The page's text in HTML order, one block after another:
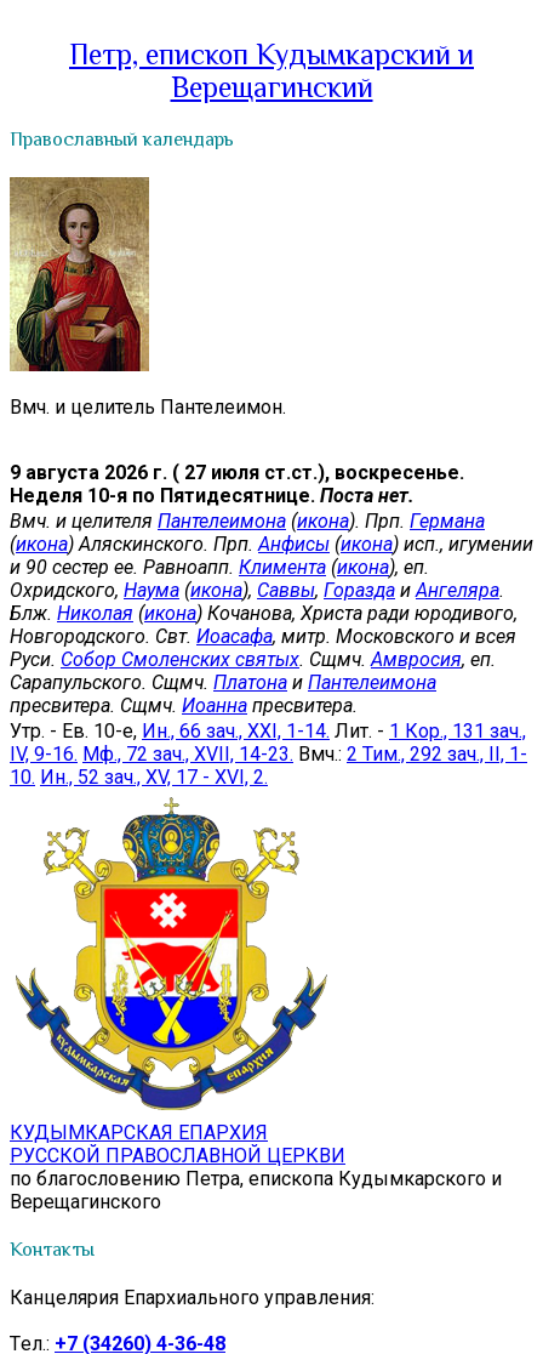
Петр, епископ Кудымкарский и
Верещагинский
Православный календарь
Вмч. и целитель Пантелеимон.
9 августа 2026 г. ( 27 июля ст.ст.), воскресенье.
Неделя 10-я по Пятидесятнице. Поста нет.
Вмч. и целителя Пантелеимона (икона). Прп. Германа
(икона) Аляскинского. Прп. Анфисы (икона) исп., игумении
и 90 сестер ее. Равноапп. Климента (икона), еп.
Охридского, Наума (икона), Саввы, Горазда и Ангеляра.
Блж. Николая (икона) Кочанова, Христа ради юродивого,
Новгородского. Свт. Иоасафа, митр. Московского и всея
Руси. Собор Смоленских святых. Сщмч. Амвросия, еп.
Сарапульского. Сщмч. Платона и Пантелеимона
пресвитера. Сщмч. Иоанна пресвитера.
Утр. - Ев. 10-е, Ин., 66 зач., XXI, 1-14. Лит. - 1 Кор., 131 зач.,
IV, 9-16. Мф., 72 зач., XVII, 14-23. Вмч.: 2 Тим., 292 зач., II, 1-
10. Ин., 52 зач., XV, 17 - XVI, 2.
КУДЫМКАРСКАЯ ЕПАРХИЯ
РУССКОЙ ПРАВОСЛАВНОЙ ЦЕРКВИ
по благословению Петра, епископа Кудымкарского и
Верещагинского
Контакты
Канцелярия Епархиального управления:
Tел.: +7 (34260) 4-36-48